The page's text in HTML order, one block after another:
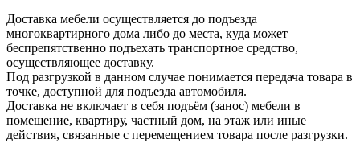
Доставка мебели осуществляется до подъезда
многоквартирного дома либо до места, куда может
беспрепятственно подъехать транспортное средство,
осуществляющее доставку.
Под разгрузкой в данном случае понимается передача товара в
точке, доступной для подъезда автомобиля.
Доставка не включает в себя подъём (занос) мебели в
помещение, квартиру, частный дом, на этаж или иные
действия, связанные с перемещением товара после разгрузки.